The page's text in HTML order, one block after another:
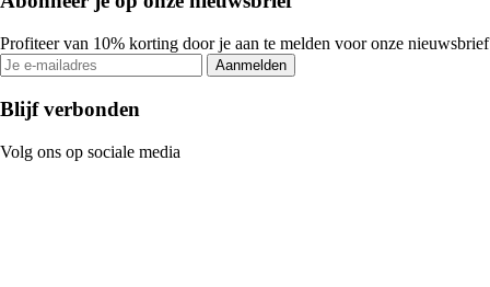
Profiteer van 10% korting door je aan te melden voor onze nieuwsbrief
Aanmelden
Blijf verbonden
Volg ons op sociale media